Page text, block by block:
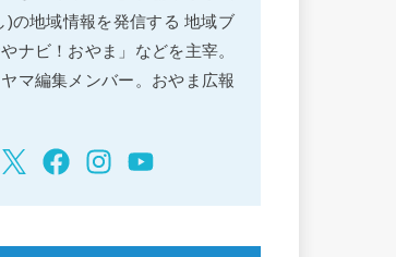
)の地域情報を発信する 地域ブ
ナビ！おやま」などを主宰。
マ編集メンバー。おやま広報